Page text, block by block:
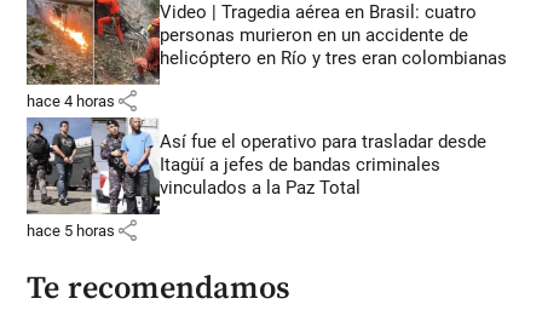
Video | Tragedia aérea en Brasil: cuatro
personas murieron en un accidente de
helicóptero en Río y tres eran colombianas
hace 4 horas share
Así fue el operativo para trasladar desde
Itagüí a jefes de bandas criminales
vinculados a la Paz Total
hace 5 horas share
Te recomendamos